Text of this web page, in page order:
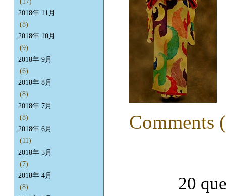
Comments
2018年 11月
(8)
2018年 10月
(9)
2018年 9月
(6)
2018年 8月
(8)
2018年 7月
(8)
2018年 6月
(11)
2018年 5月
(7)
2018年 4月
(8)
20